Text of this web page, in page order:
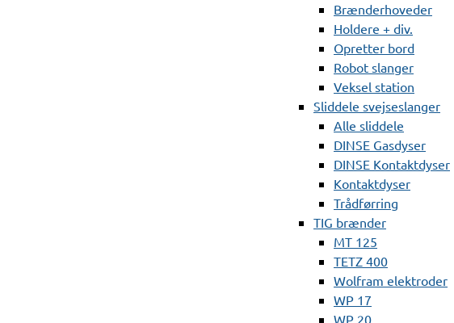
Brænderhoveder
Holdere + div.
Opretter bord
Robot slanger
Veksel station
Sliddele svejseslanger
Alle sliddele
DINSE Gasdyser
DINSE Kontaktdyser
Kontaktdyser
Trådførring
TIG brænder
MT 125
TETZ 400
Wolfram elektroder
WP 17
WP 20